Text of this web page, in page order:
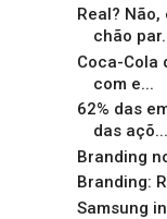
Real?
chão
Coca-Cola
com e...
62% das
das açõ...
Branding
Branding:
Samsung